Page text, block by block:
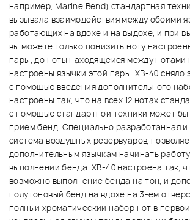
например, Marine Bend) стандартная
вызывала взаимодействия между обоими
работающих на вдохе и на выдохе, и при
вы можете только понизить ноту
пары, до ноты находящейся между нотами
настроены язычки этой пары. XB-40 сняло
с помощью введения дополнительного
настроены так, что на всех 12 нотах
с помощью стандартной техники может
прием бенд. Специально разработанная
система воздушных резервуаров,
дополнительным язычкам начинать
выполнении бенда. XB-40 настроена так,
возможно выполнение бенда на тон, и
полутоновый бенд на вдохе на 3-ем
полный хроматический набор нот в